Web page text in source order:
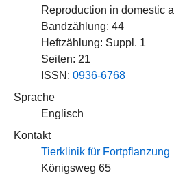
Reproduction in domestic
Bandzählung: 44
Heftzählung: Suppl. 1
Seiten: 21
ISSN: 0936-6768
Sprache
Englisch
Kontakt
Tierklinik für Fortpflanzung
Königsweg 65